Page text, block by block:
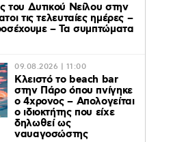
του Δυτικού Νείλου στην
τις τελευταίες ημέρες –
– Τα συμπτώματα
09.08.2026 | 11:00
Κλειστό το beach bar
στην Πάρο όπου πνίγηκε
ο 4χρονος – Απολογείται
ο ιδιοκτήτης που είχε
δηλωθεί ως
ναυαγοσώστης